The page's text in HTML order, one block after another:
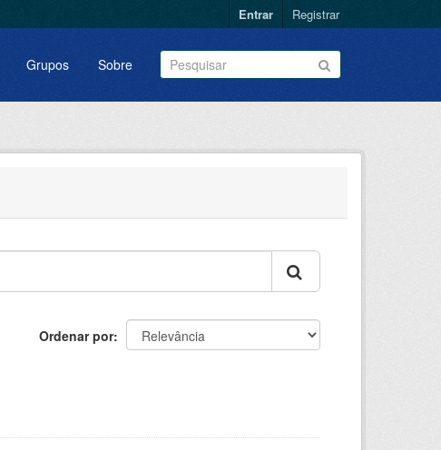
Entrar Registrar
Grupos Sobre
Ordenar por